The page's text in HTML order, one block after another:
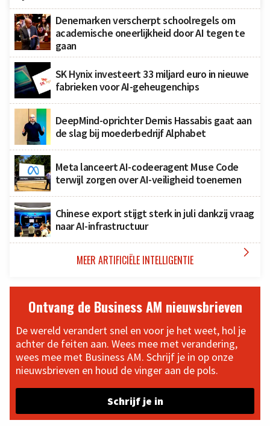
Denemarken verscherpt schoolregels om
academische oneerlijkheid door AI tegen te
gaan
SK Hynix investeert 33 miljard euro in nieuwe
fabrieken voor AI-geheugenchips
DeepMind-oprichter Demis Hassabis gaat aan
de slag bij moederbedrijf Alphabet
Meta lanceert AI-codeeragent Muse Code
terwijl zorgen over AI-veiligheid toenemen
Chinese export stijgt sterk in juli dankzij vraag
naar AI-infrastructuur
MEER ARTIFICIËLE INTELLIGENTIE 
Ontvang de Business AM nieuwsbrieven
De wereld verandert snel en voor je het weet, hol je
achter de feiten aan. Wees mee met verandering,
wees mee met Business AM. Schrijf je in op onze
nieuwsbrieven en houd de vinger aan de pols.
Schrijf je in